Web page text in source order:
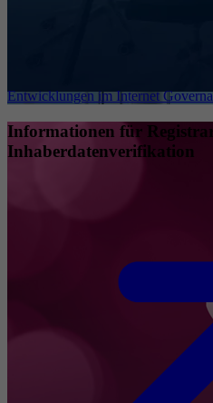
Entwicklungen im Internet
Informationen für
Inhaberdatenverifikation